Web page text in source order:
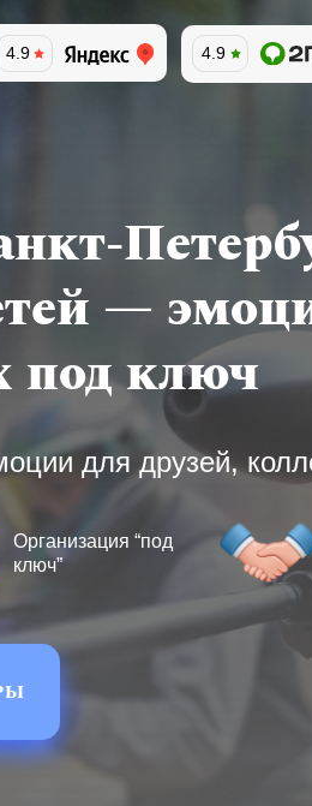
—
под ключ
для друзей,
Организация “под
ключ”
4.9 4.9